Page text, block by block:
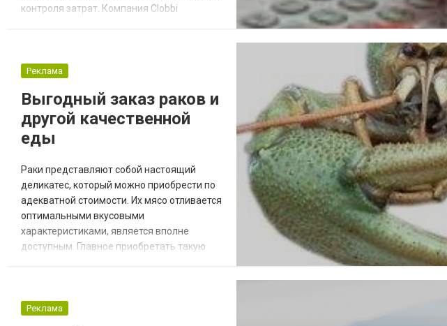
контроля затрат. Компания Clobbi
учета затрат на производство продукции.
разработан для Вас с целью упростить
определение себестоимости Ва...
Реклама
Выгодный заказ раков и
другой качественной
еды
Раки представляют собой настоящий
деликатес, который можно приобрести по
адекватной стоимости. Их мясо отливается
оптимальными вкусовыми
характеристиками, является вполне
доступным. Главное приобретать такую
удовольствие от употребления.
Реклама